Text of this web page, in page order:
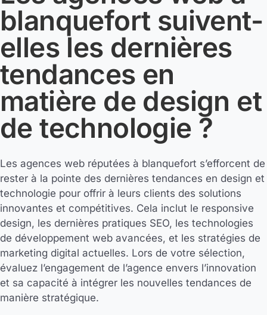
blanquefort suivent-
elles les dernières
tendances en
matière de design et
de technologie ?
Les agences web réputées à blanquefort s’efforcent de
rester à la pointe des dernières tendances en design et
technologie pour offrir à leurs clients des solutions
innovantes et compétitives. Cela inclut le responsive
design, les dernières pratiques SEO, les technologies
de développement web avancées, et les stratégies de
marketing digital actuelles. Lors de votre sélection,
évaluez l’engagement de l’agence envers l’innovation
et sa capacité à intégrer les nouvelles tendances de
manière stratégique.